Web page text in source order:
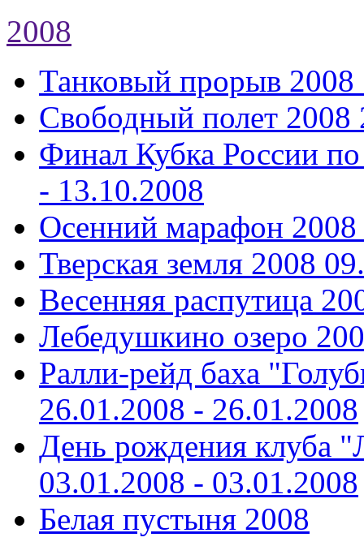
2008
Танковый прорыв 2008
Свободный полет 2008
Финал Кубка России
- 13.10.2008
Осенний марафон 2008
Тверская земля 2008
Весенняя распутица
Лебедушкино озеро
Ралли-рейд баха
26.01.2008 - 26.01.2008
День рождения клуба
03.01.2008 - 03.01.2008
Белая пустыня 2008